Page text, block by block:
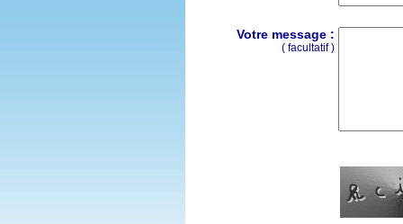
Votre message :
( facultatif )